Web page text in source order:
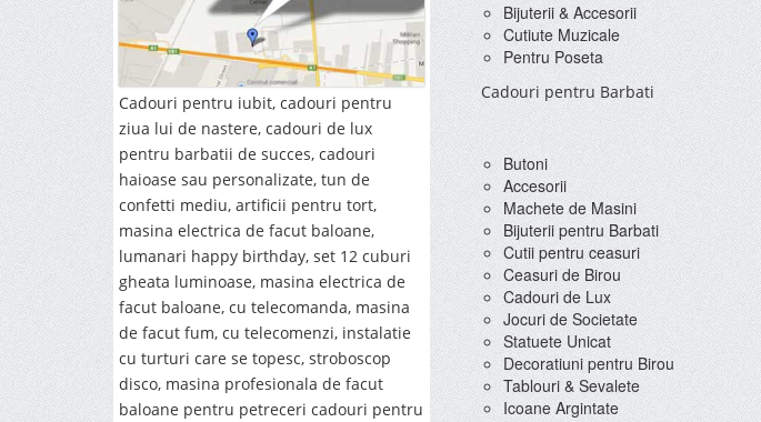
Cadouri pentru iubit, cadouri pentru
ziua lui de nastere, cadouri de lux
pentru barbatii de succes, cadouri
haioase sau personalizate, tun de
confetti mediu, artificii pentru tort,
masina electrica de facut baloane,
lumanari happy birthday, set 12 cuburi
gheata luminoase, masina electrica de
facut baloane, cu telecomanda, masina
de facut fum, cu telecomenzi, instalatie
cu turturi care se topesc, stroboscop
disco, masina profesionala de facut
baloane pentru petreceri cadouri pentru
Bijuterii & Accesorii
Cutiute Muzicale
Pentru Poseta
Cadouri pentru Barbati
Butoni
Accesorii
Machete de Masini
Bijuterii pentru Barbati
Cutii pentru ceasuri
Ceasuri de Birou
Cadouri de Lux
Jocuri de Societate
Statuete Unicat
Decoratiuni pentru Birou
Tablouri & Sevalete
Icoane Argintate